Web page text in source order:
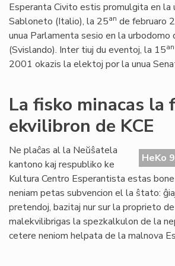
Esperanta Civito estis promulgita en la
Sabloneto (Italio), la 25an de februaro
unua Parlamenta sesio en la urbodomo
(Svislando). Inter tiuj du eventoj, la 15an
2001 okazis la elektoj por la unua
La fisko minacas la
ekvilibron de KCE
HeKo
Ne plaĉas al la Neŭŝatela
kantono kaj respubliko ke
Kultura Centro Esperantista estas
neniam petas subvencion el la ŝtato:
pretendoj, bazitaj nur sur la proprieto
malekvilibrigas la spezkalkulon de la
cetere neniom helpata de la malnova